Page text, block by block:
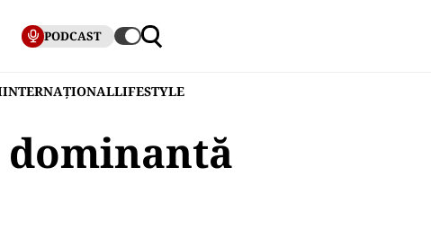
PODCAST
INTERNAȚIONALLIFESTYLE